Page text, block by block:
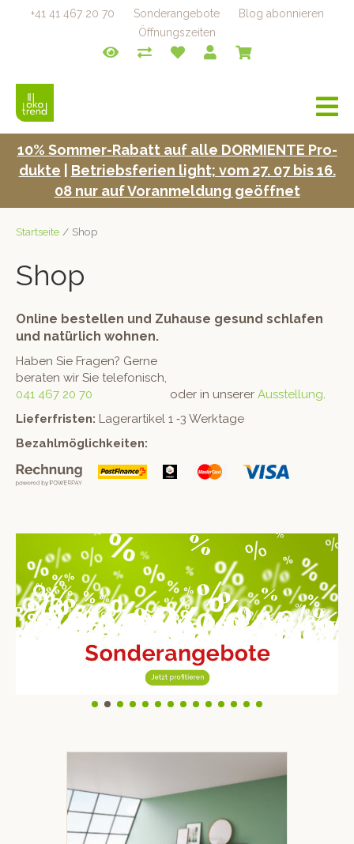
+41 41 467 20 70 Sonderangebote
Blog abonnieren
Öffnungszeiten
a
v
i
10% Som­mer-Rabatt auf alle DORMIENTE Pro­
duk­te
Betrieb­s­fe­rien light; vom 27. 07 bis 16.
08 nur auf Voran­mel­dung geöffnet
Startseite / Shop
Shop
Online bestellen und Zuhause gesund schlafen
und natürlich wohnen.
Haben Sie Fra­gen? Gerne
berat­en wir Sie telefonisch,
041 467 20 70
oder in unser­er Ausstel­lung.
Liefer­fris­ten: Lager­ar­tikel 1 ‑3 Werktage
Bezahlmöglichkeit­en: